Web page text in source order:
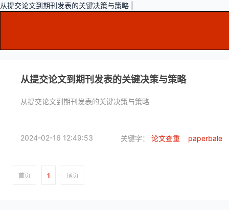
从提交论文到期刊发表的关键决策与策略 |
从提交论文到期刊发表的关键决策与策略
从提交论文到期刊发表的关键决策与策略
2024-02-16 12:49:53 关键字： 论文查重 paperbale
首页 1 尾页